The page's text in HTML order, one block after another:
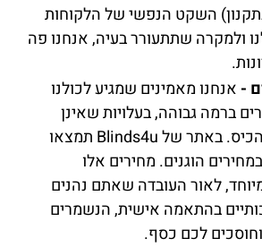
השקט הנפשי של הלקוחות
ולמקרה שתתעורר בעיה, אנחנו פה
- אנחנו מאמינים שמגיע לכולנו
ברמה גבוהה, בעלויות שאינן
מכבידות על הכיס. באתר של Blinds4u תמצאו
במחירים הוגנים. מחירים אלו
לאור העובדה שאתם נהנים
בהתאמה אישית, הנשמרים
לכם כסף.